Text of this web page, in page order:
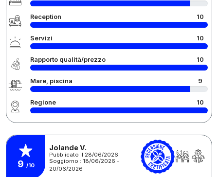
Reception 10
Servizi 10
Rapporto qualità/prezzo 10
Mare, piscina 9
Regione 10
9 /10
Jolande V.
Pubblicato il 28/06/2026
Soggiorno : 18/06/2026 -
20/06/2026